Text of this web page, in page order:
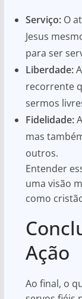
Serviço:O
Jesus
para ser
Liberdade:
recorrente
sermos
Fidelidade:
mas
outros.
Entender
uma visão
como
Ação
Ao final, o